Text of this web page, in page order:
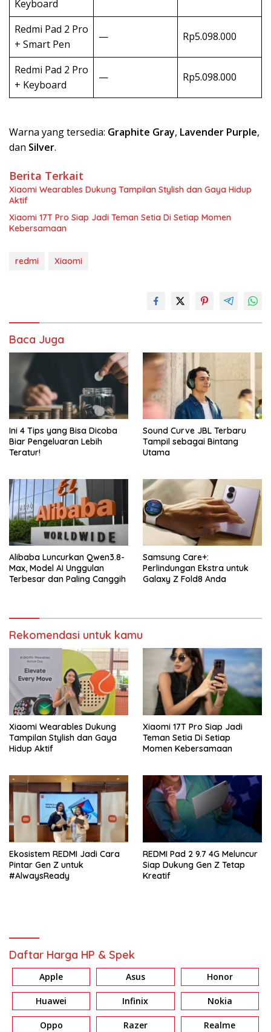
Keyboard
Redmi Pad 2 Pro
+ Smart Pen
— Rp5.098.000
Redmi Pad 2 Pro
+ Keyboard
— Rp5.098.000
Warna yang tersedia: Graphite Gray, Lavender Purple,
dan Silver.
Berita Terkait
Xiaomi Wearables Dukung Tampilan Stylish dan Gaya Hidup
Aktif
Xiaomi 17T Pro Siap Jadi Teman Setia Di Setiap Momen
Kebersamaan
redmi Xiaomi
Baca Juga
Ini 4 Tips yang Bisa Dicoba
Biar Pengeluaran Lebih
Teratur!
Sound Curve JBL Terbaru
Tampil sebagai Bintang
Utama
Alibaba Luncurkan Qwen3.8-
Max, Model AI Unggulan
Terbesar dan Paling Canggih
Samsung Care+:
Perlindungan Ekstra untuk
Galaxy Z Fold8 Anda
Rekomendasi untuk kamu
Xiaomi Wearables Dukung
Tampilan Stylish dan Gaya
Hidup Aktif
Xiaomi 17T Pro Siap Jadi
Teman Setia Di Setiap
Momen Kebersamaan
Ekosistem REDMI Jadi Cara
Pintar Gen Z untuk
#AlwaysReady
REDMI Pad 2 9.7 4G Meluncur
Siap Dukung Gen Z Tetap
Kreatif
Daftar Harga HP & Spek
Apple Asus Honor
Huawei Infinix Nokia
Oppo Razer Realme